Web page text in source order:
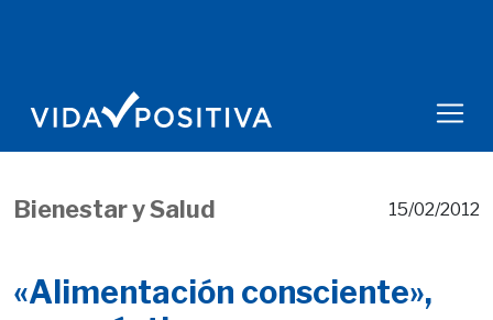
Bienestar y Salud 15/02/2012
«Alimentación consciente»,